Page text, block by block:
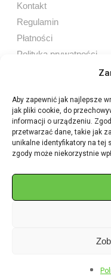
Aby zapewnić jak najlepsze
jak pliki cookie, do
informacji o urządzeniu.
przetwarzać dane, takie jak
unikalne identyfikatory na tej
zgody może niekorzystnie
Kontakt
Regulamin
Płatności
Polityka prywatności
Sprzedaż internetowa
Tel:605 603 753
Sprzedaż detaliczna